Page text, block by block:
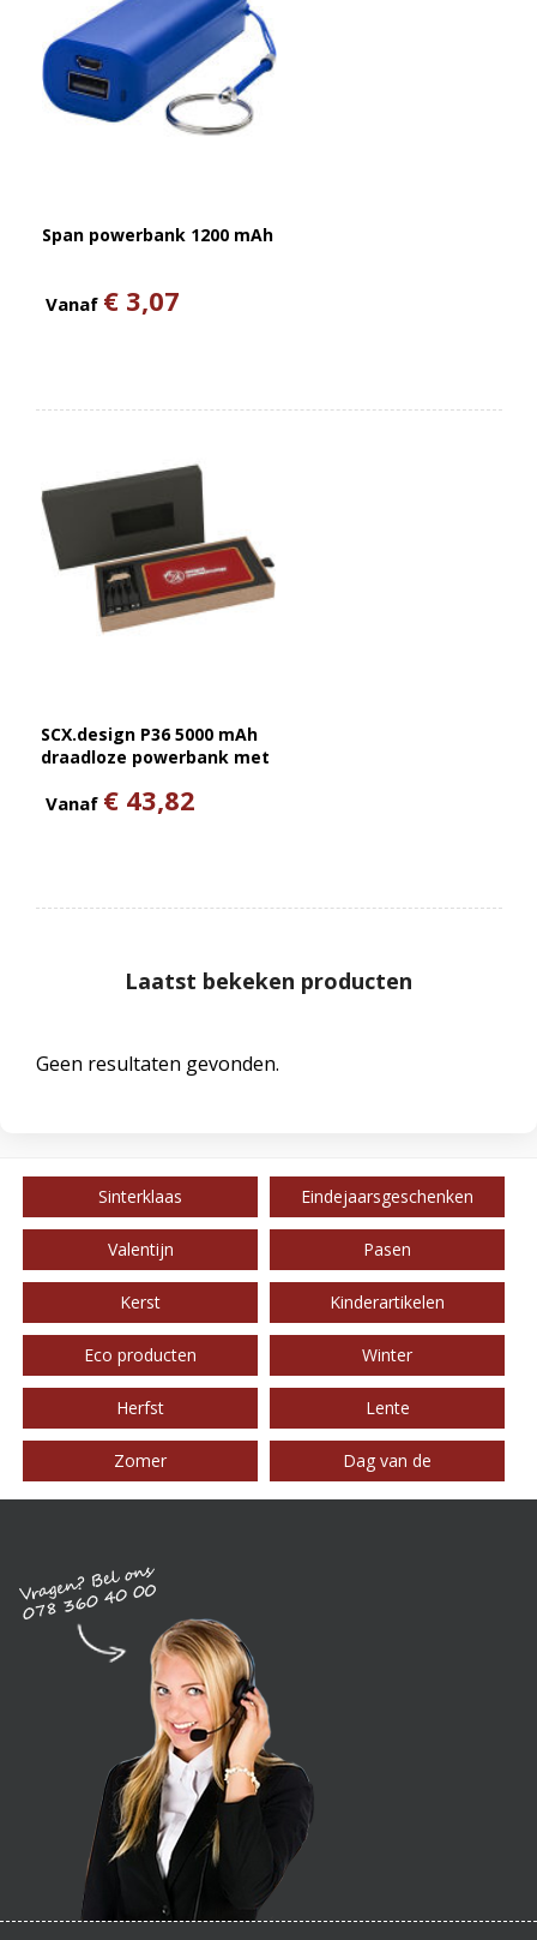
Span powerbank 1200 mAh
Vanaf € 3,07
SCX.design P36 5000 mAh
draadloze powerbank met
Vanaf € 43,82
Laatst bekeken producten
Geen resultaten gevonden.
Sinterklaas Eindejaarsgeschenken
Valentijn Pasen
Kerst Kinderartikelen
Eco producten Winter
Herfst Lente
Zomer Dag van de